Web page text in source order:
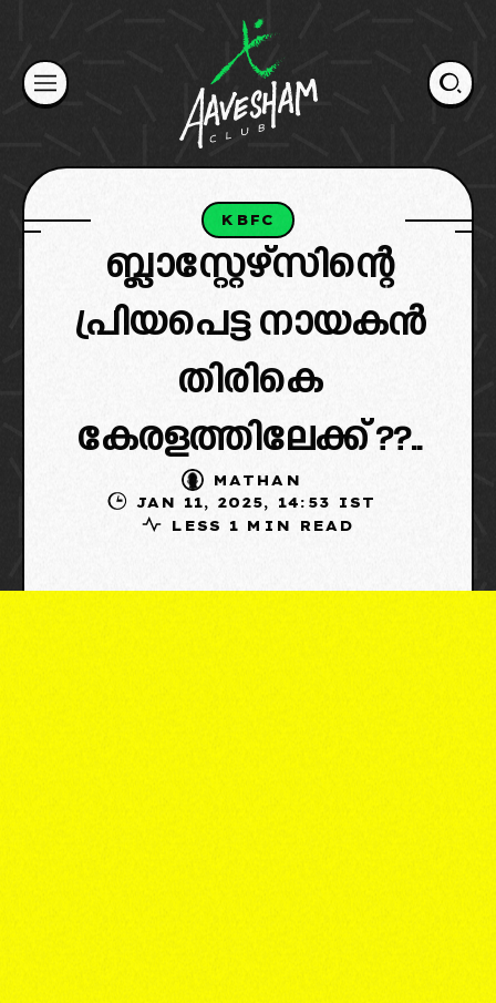
content
KBFC
ബ്ലാസ്റ്റേഴ്‌സിന്റെ
പ്രിയപെട്ട നായകൻ
തിരികെ
കേരളത്തിലേക്ക് ??..
MATHAN
JAN 11, 2025, 14:53 IST
LESS 1 MIN READ